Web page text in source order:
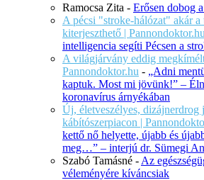
Ramocsa Zita - Erősen dobog
A pécsi "stroke-hálózat" akár
kiterjeszthető | Pannondoktor.hu
intelligencia segíti Pécsen a
A világjárvány eddig
Pannondoktor.hu - „Adni
kaptuk. Most mi jövünk!” –
koronavírus árnyékában
Új, életveszélyes, dizájnerdrog
kábítószerpiacon |
kettő nő helyette, újabb és
meg…” – interjú dr. Sümegi
Szabó Tamásné - Az
véleményére kíváncsiak